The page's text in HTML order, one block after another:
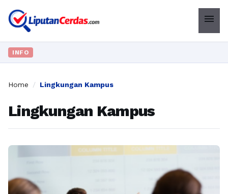
menu
INFO
Home / Lingkungan Kampus
Lingkungan Kampus